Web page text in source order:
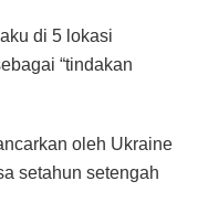
di 5 lokasi
“tindakan
oleh Ukraine
setahun setengah